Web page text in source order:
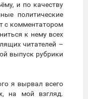
и по качеству
политические
с комментатором
к нему всех
читателей –
выпуск рубрики
я вырвал всего
на мой взгляд.